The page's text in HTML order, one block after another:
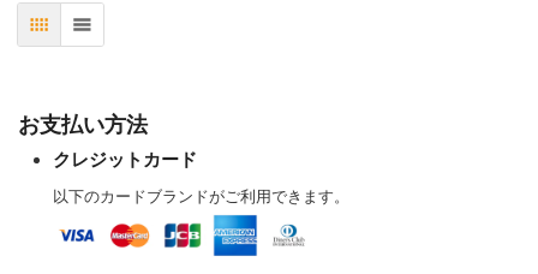
表 リスト
お支払い方法
クレジットカード
以下のカードブランドがご利用できます。